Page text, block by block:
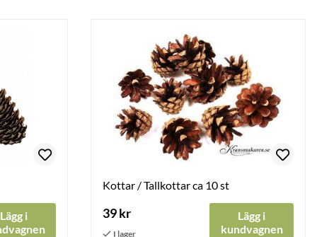
Lägg i
Kottar / Tallkottar ca 10 st
39 kr
Lägg i
kundvagnen